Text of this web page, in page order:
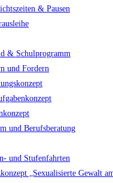
& Pausen
& Schulprogramm
und Fordern
und Berufsberatung
und Stufenfahrten
„Sexualisierte Gewalt